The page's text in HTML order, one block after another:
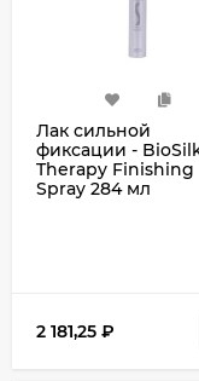
Лак сильной
фиксации -
Therapy Finishing
Spray 284 мл
2 181,25 ₽